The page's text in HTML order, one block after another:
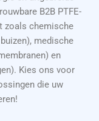
B2B PTFE-
zoals chemische
medische
en
Kies ons voor
die uw